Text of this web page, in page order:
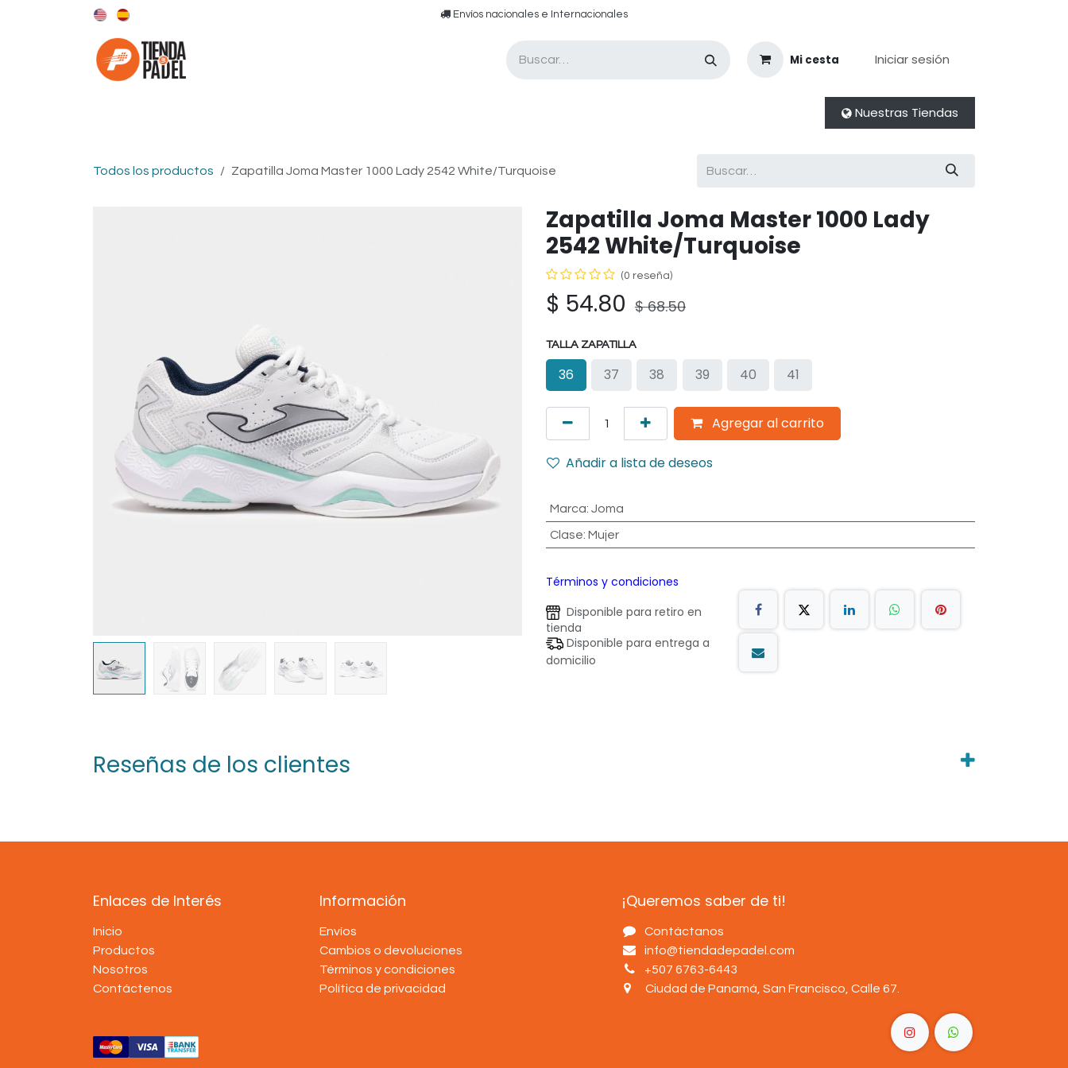
​​ E​nvíos nacionales e ​​​Internacionales​
Mi cesta Iniciar sesión
Nuestras Tiendas
Todos los productos Zapatilla Joma Master 1000 Lady 2542 White/Turquoise
Zapatilla Joma Master 1000 Lady
2542 White/Turquoise
(0 reseña)
$ 54.80 $68.50
TALLA ZAPATILLA
36 37 38 39 40 41
Agregar al carrito
Añadir a lista de deseos
Marca: Joma
Clase: Mujer
Términos y condiciones
Disponible para retiro en
tienda
Disponible para entrega a
domicilio
Reseñas de los clientes
Enlaces de Interés
Inicio
Productos
Nosotros
Contáctenos
Información
Envíos
Cambios o devoluciones
Términos y condiciones
Política de privacidad
¡Queremos saber de ti!
Contáctanos
info@tiendadepadel.com
+507 6763-6443
Ciudad de Panamá, San Francisco, Calle 67